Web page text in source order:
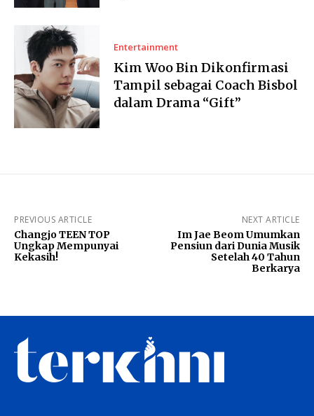
Entertainment
Kim Woo Bin Dikonfirmasi
Tampil sebagai Coach Bisbol
dalam Drama “Gift”
PREVIOUS ARTICLE
Changjo TEEN TOP
Ungkap Mempunyai
Kekasih!
NEXT ARTICLE
Im Jae Beom Umumkan
Pensiun dari Dunia Musik
Setelah 40 Tahun
Berkarya